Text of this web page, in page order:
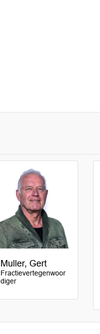
Muller, Gert
Fractievertegenwoor
diger